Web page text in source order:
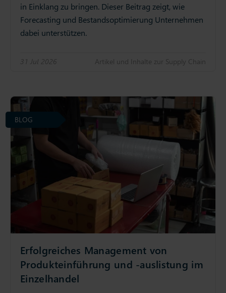
in Einklang zu bringen. Dieser Beitrag zeigt, wie
Forecasting und Bestandsoptimierung Unternehmen
dabei unterstützen.
31 Jul 2026 Artikel und Inhalte zur Supply Chain
Erfolgreiches Management von
Produkteinführung und -auslistung im
Einzelhandel
BLOG